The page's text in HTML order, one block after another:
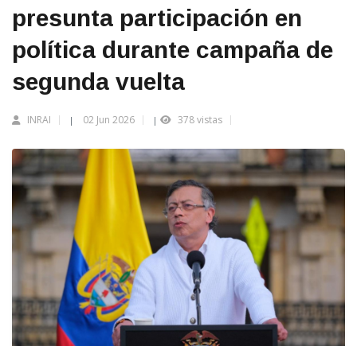
presunta participación en
política durante campaña de
segunda vuelta
INRAI | 02 Jun 2026 | 378 vistas